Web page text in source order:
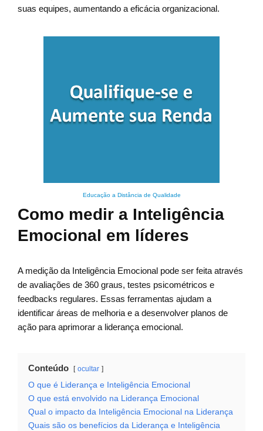
suas equipes, aumentando a eficácia organizacional.
Educação a Distância de Qualidade
Como medir a Inteligência
Emocional em líderes
A medição da Inteligência Emocional pode ser feita através
de avaliações de 360 graus, testes psicométricos e
feedbacks regulares. Essas ferramentas ajudam a
identificar áreas de melhoria e a desenvolver planos de
ação para aprimorar a liderança emocional.
Conteúdo ocultar
O que é Liderança e Inteligência Emocional
O que está envolvido na Liderança Emocional
Qual o impacto da Inteligência Emocional na Liderança
Quais são os benefícios da Liderança e Inteligência